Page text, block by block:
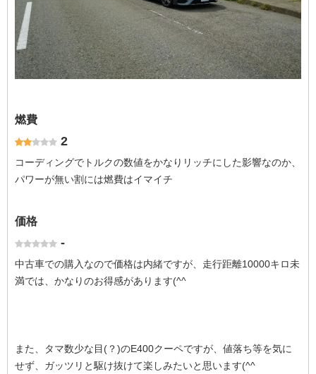
燃費
2
コーディングでトルクの数値をかなりリッチにした影響なのか、
パワーが無い割には燃費はイマイチ
価格
-
中古車での購入なので価格は内緒ですが、走行距離10000キロ未
満では、かなりのお得感があります(^^ゞ
また、タマ数少な目(？)のE400クーペですが、値落ち等を気に
せず、ガッツリと駆け抜けて楽しみたいと思います(^^ゞ